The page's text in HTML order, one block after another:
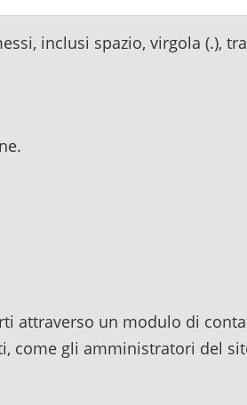
inclusi spazio, virgola (.),
attraverso un modulo di
come gli amministratori del